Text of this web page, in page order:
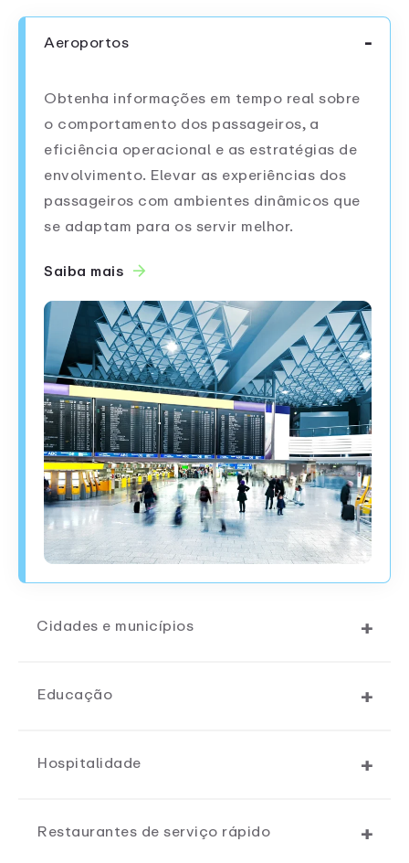
Aeroportos
Obtenha informações em tempo real sobre
o comportamento dos passageiros, a
eficiência operacional e as estratégias de
envolvimento. Elevar as experiências dos
passageiros com ambientes dinâmicos que
se adaptam para os servir melhor.
Saiba mais
Cidades e municípios
Educação
Hospitalidade
Restaurantes de serviço rápido